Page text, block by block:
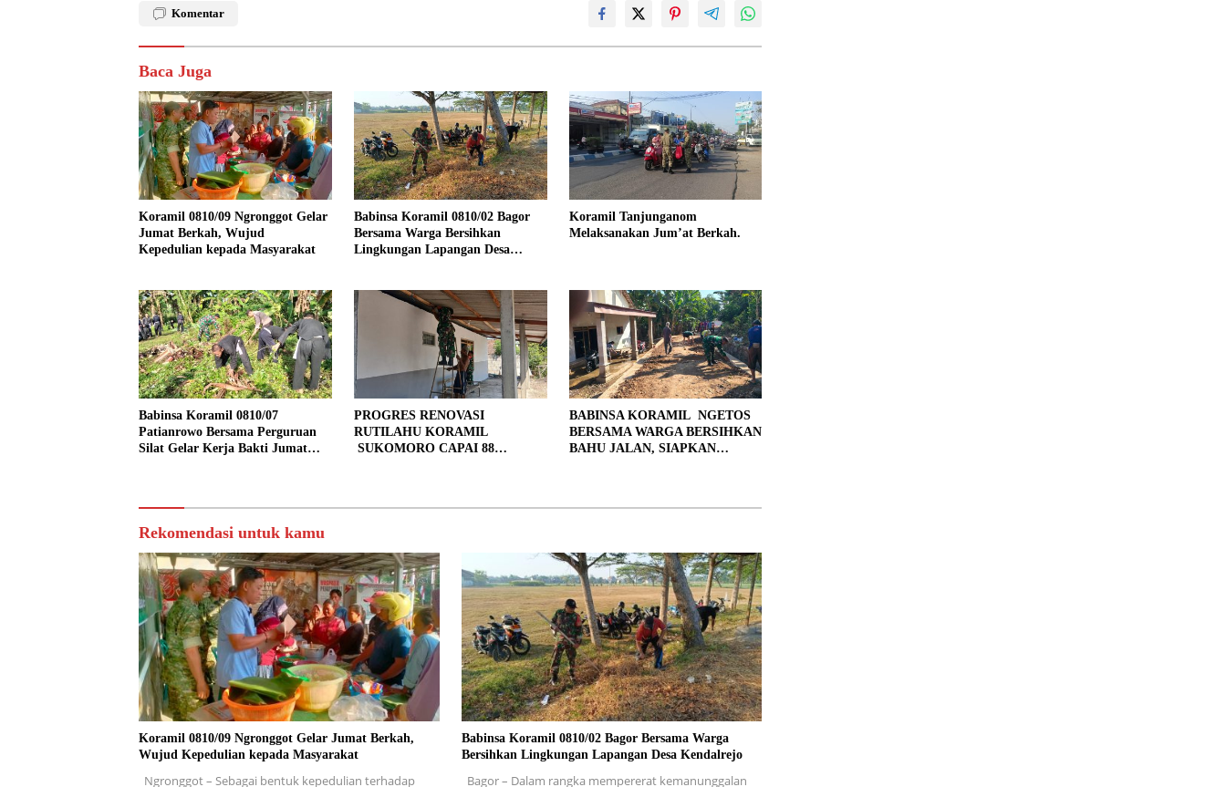
Komentar
Baca Juga
Koramil 0810/09 Ngronggot Gelar
Jumat Berkah, Wujud
Kepedulian kepada Masyarakat
Babinsa Koramil 0810/02 Bagor
Bersama Warga Bersihkan
Lingkungan Lapangan Desa
Koramil Tanjunganom
Melaksanakan Jum’at Berkah.
Babinsa Koramil 0810/07
Patianrowo Bersama Perguruan
Silat Gelar Kerja Bakti Jumat
PROGRES RENOVASI
RUTILAHU KORAMIL
SUKOMORO CAPAI 88
BABINSA KORAMIL NGETOS
BERSAMA WARGA BERSIHKAN
BAHU JALAN, SIAPKAN
Rekomendasi untuk kamu
Koramil 0810/09 Ngronggot Gelar Jumat Berkah,
Wujud Kepedulian kepada Masyarakat
Ngronggot – Sebagai bentuk kepedulian terhadap
Babinsa Koramil 0810/02 Bagor Bersama Warga
Bersihkan Lingkungan Lapangan Desa Kendalrejo
Bagor – Dalam rangka mempererat kemanunggalan